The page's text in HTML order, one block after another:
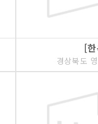
[
경상북도